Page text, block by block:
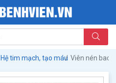
Hệ tim mạch, tạo máu Viên nén bao